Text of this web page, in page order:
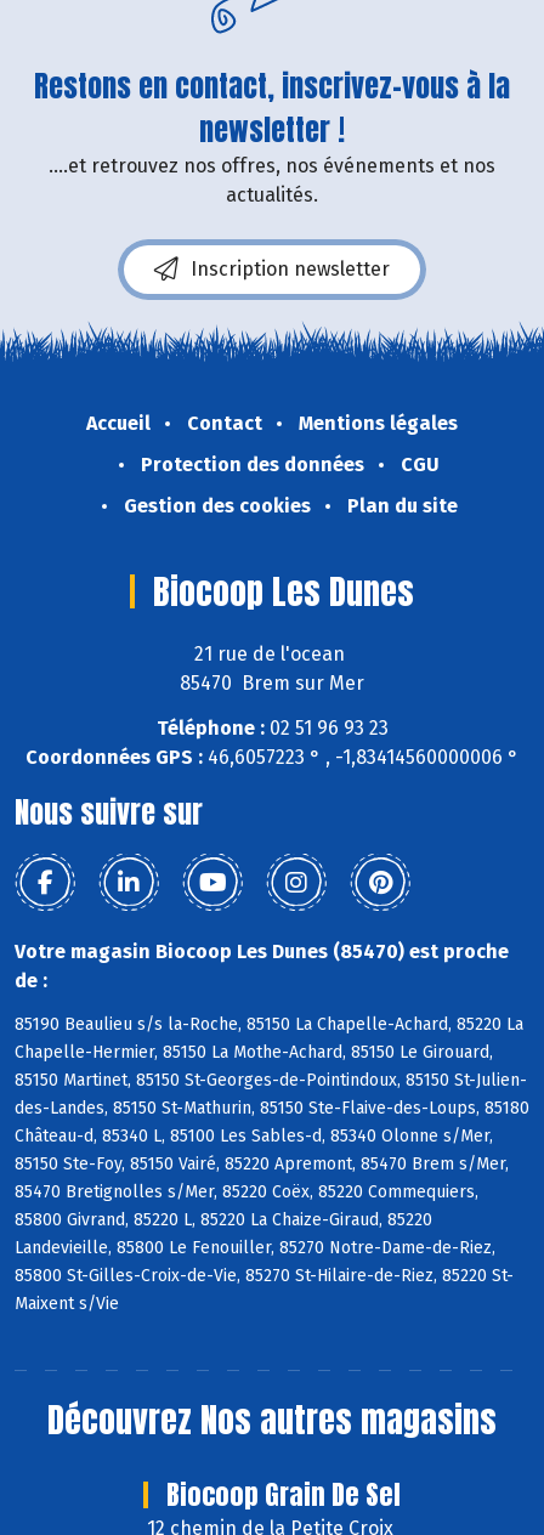
Restons en contact, inscrivez-vous à la
newsletter !
....et retrouvez nos offres, nos événements et nos
actualités.
Inscription newsletter
Accueil Contact
Mentions légales
Protection des données
CGU
Gestion des cookies
Plan du site
Biocoop Les Dunes
21 rue de l'ocean
85470 Brem sur Mer
Téléphone :02 51 96 93 23
Coordonnées GPS : 46,6057223 ° , -1,83414560000006 °
Nous suivre sur
Votre magasin Biocoop Les Dunes (85470) est proche
de :
85190 Beaulieu s/s la-Roche, 85150 La Chapelle-Achard, 85220 La
Chapelle-Hermier, 85150 La Mothe-Achard, 85150 Le Girouard,
85150 Martinet, 85150 St-Georges-de-Pointindoux, 85150 St-Julien-
des-Landes, 85150 St-Mathurin, 85150 Ste-Flaive-des-Loups, 85180
Château-d, 85340 L, 85100 Les Sables-d, 85340 Olonne s/Mer,
85150 Ste-Foy, 85150 Vairé, 85220 Apremont, 85470 Brem s/Mer,
85470 Bretignolles s/Mer, 85220 Coëx, 85220 Commequiers,
85800 Givrand, 85220 L, 85220 La Chaize-Giraud, 85220
Landevieille, 85800 Le Fenouiller, 85270 Notre-Dame-de-Riez,
85800 St-Gilles-Croix-de-Vie, 85270 St-Hilaire-de-Riez, 85220 St-
Maixent s/Vie
Découvrez Nos autres magasins
Biocoop Grain De Sel
12 chemin de la Petite Croix